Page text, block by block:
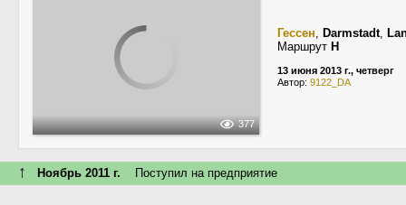
377
Гессен, Darmstadt,
Маршрут H
13 июня 2013 г., четверг
Автор: 9122_DA
↑ Ноябрь 2011 г. Поступил на предприятие